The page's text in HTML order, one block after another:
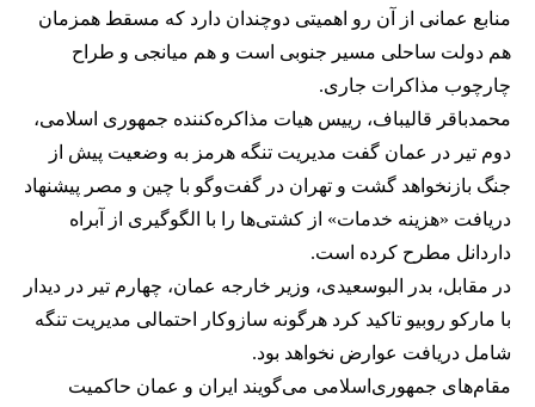
منابع عمانی از آن رو اهمیتی دوچندان دارد که مسقط همزمان
هم دولت ساحلی مسیر جنوبی است و هم میانجی و طراح
چارچوب مذاکرات جاری.
محمدباقر قالیباف، رییس هیات مذاکره‌کننده جمهوری اسلامی،
دوم تیر در عمان گفت مدیریت تنگه هرمز به وضعیت پیش از
جنگ بازنخواهد گشت و تهران در گفت‌وگو با چین و مصر پیشنهاد
دریافت «هزینه خدمات» از کشتی‌ها را با الگوگیری از آبراه
داردانل مطرح کرده است.
در مقابل، بدر البوسعیدی، وزیر خارجه عمان، چهارم تیر در دیدار
با مارکو روبیو تاکید کرد هرگونه سازوکار احتمالی مدیریت تنگه
شامل دریافت عوارض نخواهد بود.
مقام‌های جمهوری‌اسلامی می‌گویند ایران و عمان حاکمیت